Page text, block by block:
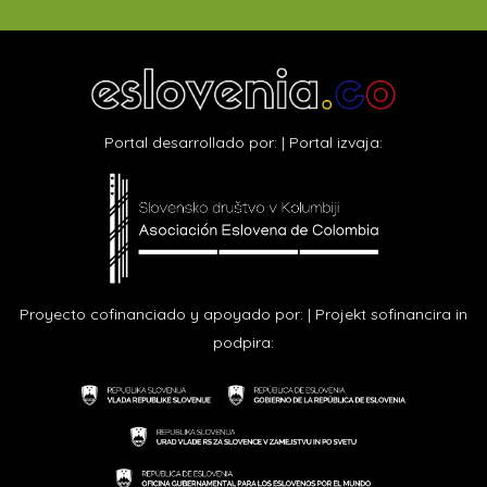
Portal desarrollado por: | Portal izvaja:
Proyecto cofinanciado y apoyado por: | Projekt sofinancira in
podpira: